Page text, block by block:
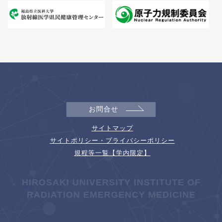
お問合せ
サイトマップ
サイトポリシー・プライバシーポリシー
規程等一覧【学内限定】
HIROSAKI UNIVERSITY INSTITUTE OF
RADIATION EMERGENCY MEDICINE